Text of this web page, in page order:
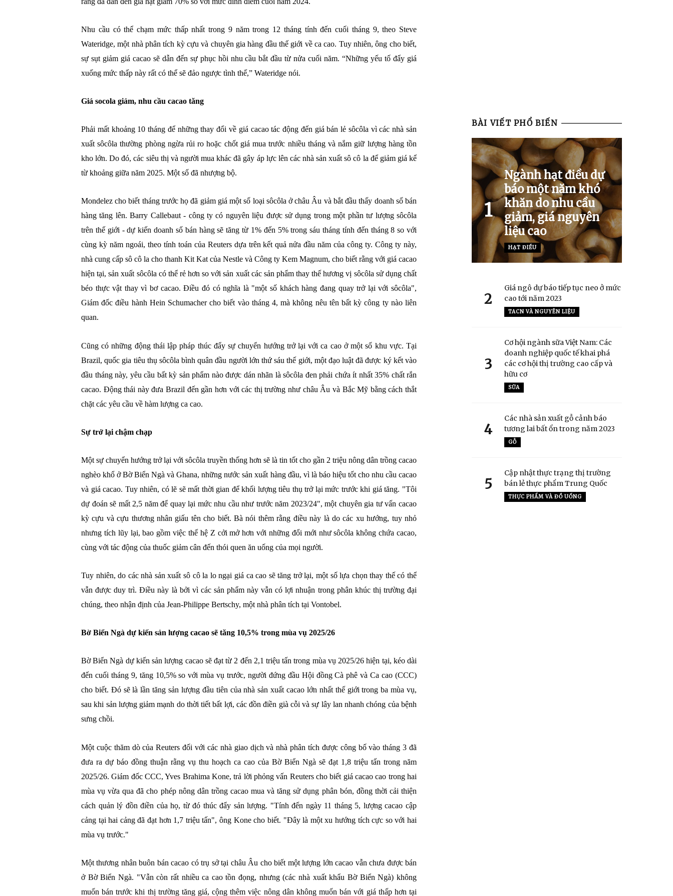
Nhu cầu có thể chạm mức thấp nhất trong 9 năm trong 12 tháng tính đến cuối tháng 9, theo Steve
Wateridge, một nhà phân tích kỳ cựu và chuyên gia hàng đầu thế giới về ca cao. Tuy nhiên, ông cho biết,
sự sụt giảm giá cacao sẽ dẫn đến sự phục hồi nhu cầu bắt đầu từ nửa cuối năm. “Những yếu tố đẩy giá
xuống mức thấp này rất có thể sẽ đảo ngược tình thế,” Wateridge nói.
Giá socola giảm, nhu cầu cacao tăng
Phải mất khoảng 10 tháng để những thay đổi về giá cacao tác động đến giá bán lẻ sôcôla vì các nhà sản
xuất sôcôla thường phòng ngừa rủi ro hoặc chốt giá mua trước nhiều tháng và nắm giữ lượng hàng tồn
kho lớn. Do đó, các siêu thị và người mua khác đã gây áp lực lên các nhà sản xuất sô cô la để giảm giá kể
từ khoảng giữa năm 2025. Một số đã nhượng bộ.
Mondelez cho biết tháng trước họ đã giảm giá một số loại sôcôla ở châu Âu và bắt đầu thấy doanh số bán
hàng tăng lên. Barry Callebaut - công ty có nguyên liệu được sử dụng trong một phần tư lượng sôcôla
trên thế giới - dự kiến ​​doanh số bán hàng sẽ tăng từ 1% đến 5% trong sáu tháng tính đến tháng 8 so với
cùng kỳ năm ngoái, theo tính toán của Reuters dựa trên kết quả nửa đầu năm của công ty. Công ty này,
nhà cung cấp sô cô la cho thanh Kit Kat của Nestle và Công ty Kem Magnum, cho biết rằng với giá cacao
hiện tại, sản xuất sôcôla có thể rẻ hơn so với sản xuất các sản phẩm thay thế hương vị sôcôla sử dụng chất
béo thực vật thay vì bơ cacao. Điều đó có nghĩa là "một số khách hàng đang quay trở lại với sôcôla",
Giám đốc điều hành Hein Schumacher cho biết vào tháng 4, mà không nêu tên bất kỳ công ty nào liên
quan.
Cũng có những động thái lập pháp thúc đẩy sự chuyển hướng trở lại với ca cao ở một số khu vực. Tại
Brazil, quốc gia tiêu thụ sôcôla bình quân đầu người lớn thứ sáu thế giới, một đạo luật đã được ký kết vào
đầu tháng này, yêu cầu bất kỳ sản phẩm nào được dán nhãn là sôcôla đen phải chứa ít nhất 35% chất rắn
cacao. Động thái này đưa Brazil đến gần hơn với các thị trường như châu Âu và Bắc Mỹ bằng cách thắt
chặt các yêu cầu về hàm lượng ca cao.
Sự trở lại chậm chạp
Một sự chuyển hướng trở lại với sôcôla truyền thống hơn sẽ là tin tốt cho gần 2 triệu nông dân trồng cacao
nghèo khổ ở Bờ Biển Ngà và Ghana, những nước sản xuất hàng đầu, vì là báo hiệu tốt cho nhu cầu cacao
và giá cacao. Tuy nhiên, có lẽ sẽ mất thời gian để khối lượng tiêu thụ trở lại mức trước khi giá tăng. "Tôi
dự đoán sẽ mất 2,5 năm để quay lại mức nhu cầu như trước năm 2023/24", một chuyên gia tư vấn cacao
kỳ cựu và cựu thương nhân giấu tên cho biết. Bà nói thêm rằng điều này là do các xu hướng, tuy nhỏ
nhưng tích lũy lại, bao gồm việc thế hệ Z cởi mở hơn với những đổi mới như sôcôla không chứa cacao,
cùng với tác động của thuốc giảm cân đến thói quen ăn uống của mọi người.
Tuy nhiên, do các nhà sản xuất sô cô la lo ngại giá ca cao sẽ tăng trở lại, một số lựa chọn thay thế có thể
vẫn được duy trì. Điều này là bởi vì các sản phẩm này vẫn có lợi nhuận trong phân khúc thị trường đại
chúng, theo nhận định của Jean-Philippe Bertschy, một nhà phân tích tại Vontobel.
Bờ Biển Ngà dự kiến ​​sản lượng cacao sẽ tăng 10,5% trong mùa vụ 2025/26
Bờ Biển Ngà dự kiến ​​sản lượng cacao sẽ đạt từ 2 đến 2,1 triệu tấn trong mùa vụ 2025/26 hiện tại, kéo dài
đến cuối tháng 9, tăng 10,5% so với mùa vụ trước, người đứng đầu Hội đồng Cà phê và Ca cao (CCC)
cho biết. Đó sẽ là lần tăng sản lượng đầu tiên của nhà sản xuất cacao lớn nhất thế giới trong ba mùa vụ,
sau khi sản lượng giảm mạnh do thời tiết bất lợi, các đồn điền già cỗi và sự lây lan nhanh chóng của bệnh
sưng chồi.
Một cuộc thăm dò của Reuters đối với các nhà giao dịch và nhà phân tích được công bố vào tháng 3 đã
đưa ra dự báo đồng thuận rằng vụ thu hoạch ca cao của Bờ Biển Ngà sẽ đạt 1,8 triệu tấn trong năm
2025/26. Giám đốc CCC, Yves Brahima Kone, trả lời phỏng vấn Reuters cho biết giá cacao cao trong hai
mùa vụ vừa qua đã cho phép nông dân trồng cacao mua và tăng sử dụng phân bón, đồng thời cải thiện
cách quản lý đồn điền của họ, từ đó thúc đẩy sản lượng. "Tính đến ngày 11 tháng 5, lượng cacao cập
cảng tại hai cảng đã đạt hơn 1,7 triệu tấn", ông Kone cho biết. "Đây là một xu hướng tích cực so với hai
mùa vụ trước."
Một thương nhân buôn bán cacao có trụ sở tại châu Âu cho biết một lượng lớn cacao vẫn chưa được bán
ở Bờ Biển Ngà. "Vẫn còn rất nhiều ca cao tồn đọng, nhưng (các nhà xuất khẩu Bờ Biển Ngà) không
muốn bán trước khi thị trường tăng giá, cộng thêm việc nông dân không muốn bán với giá thấp hơn tại
BÀI VIẾT PHỔ BIẾN
1
Ngành hạt điều dự
báo một năm khó
khăn do nhu cầu
giảm, giá nguyên
liệu cao
HẠT ĐIỀU
2
Giá ngô dự báo tiếp tục neo ở mức
cao tới năm 2023
TACN VÀ NGUYÊN LIỆU
3
Cơ hội ngành sữa Việt Nam: Các
doanh nghiệp quốc tế khai phá
các cơ hội thị trường cao cấp và
hữu cơ
SỮA
4
Các nhà sản xuất gỗ cảnh báo
tương lai bất ổn trong năm 2023
GỖ
5
Cập nhật thực trạng thị trường
bán lẻ thực phẩm Trung Quốc
THỰC PHẨM VÀ ĐỒ UỐNG